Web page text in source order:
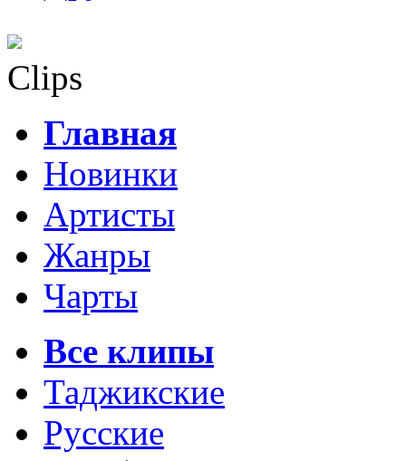
Clips
Главная
Новинки
Артисты
Жанры
Чарты
Все клипы
Таджикские
Русские